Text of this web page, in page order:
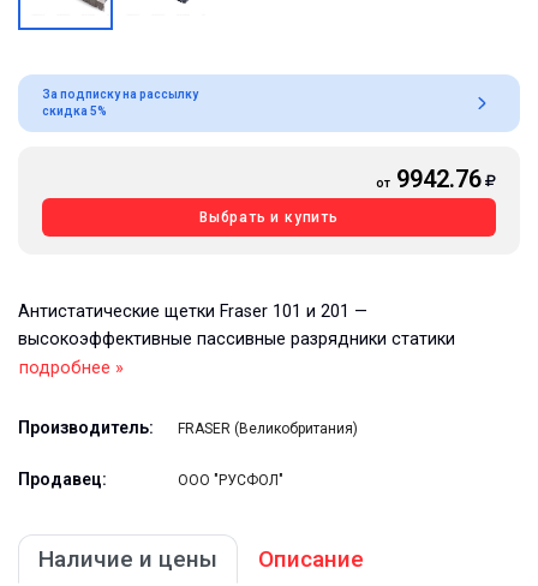
За подписку на рассылку
скидка 5%
от 9942.76
Выбрать и купить
Антистатические щетки Fraser 101 и 201 —
высокоэффективные пассивные разрядники статики
подробнее »
Производитель: FRASER (Великобритания)
Продавец: ООО "РУСФОЛ"
Наличие и цены
Описание